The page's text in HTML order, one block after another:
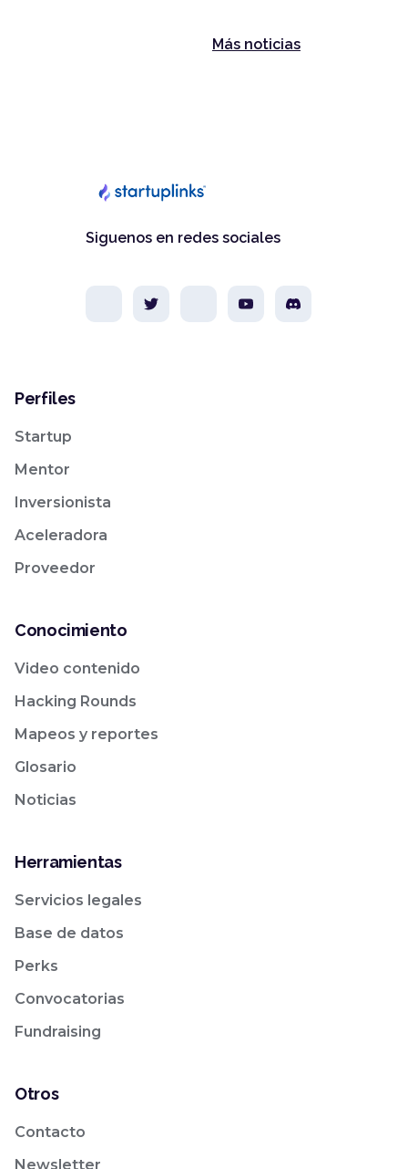
Más noticias
Siguenos en redes sociales
Perfiles
Startup
Mentor
Inversionista
Aceleradora
Proveedor
Conocimiento
Video contenido
Hacking Rounds
Mapeos y reportes
Glosario
Noticias
Herramientas
Servicios legales
Base de datos
Perks
Convocatorias
Fundraising
Otros
Contacto
Newsletter